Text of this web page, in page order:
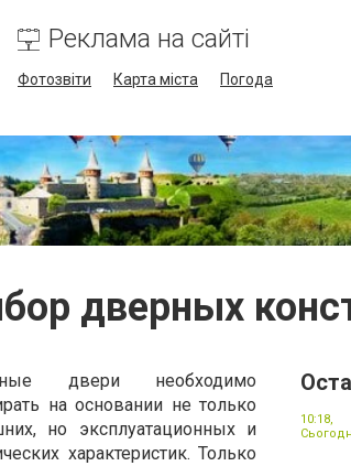
Реклама на сайті
Фотозвіти Карта міста
Погода
дверных
двери необходимо
на основании не только
но эксплуатационных и
характеристик. Только
10:18,